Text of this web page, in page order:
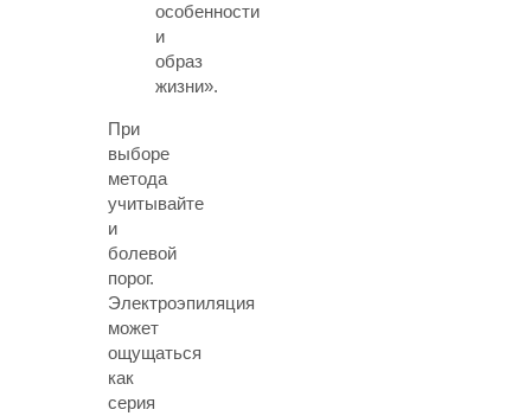
особенности
и
образ
жизни».
При
выборе
метода
учитывайте
и
болевой
порог.
Электроэпиляция
может
ощущаться
как
серия